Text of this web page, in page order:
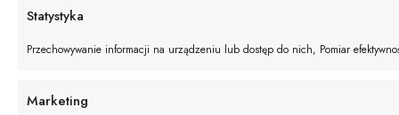
Statystyka
Przechowywanie informacji na urządzeniu lub dostęp do nich, Pomiar
Marketing